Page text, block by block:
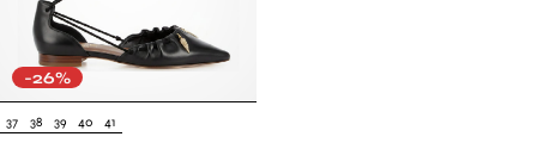
-26%
37 38 39 40 41